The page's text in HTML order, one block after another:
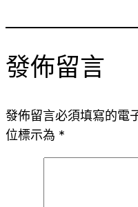
發佈留言
發佈留言必須填寫的電
位標示為 *